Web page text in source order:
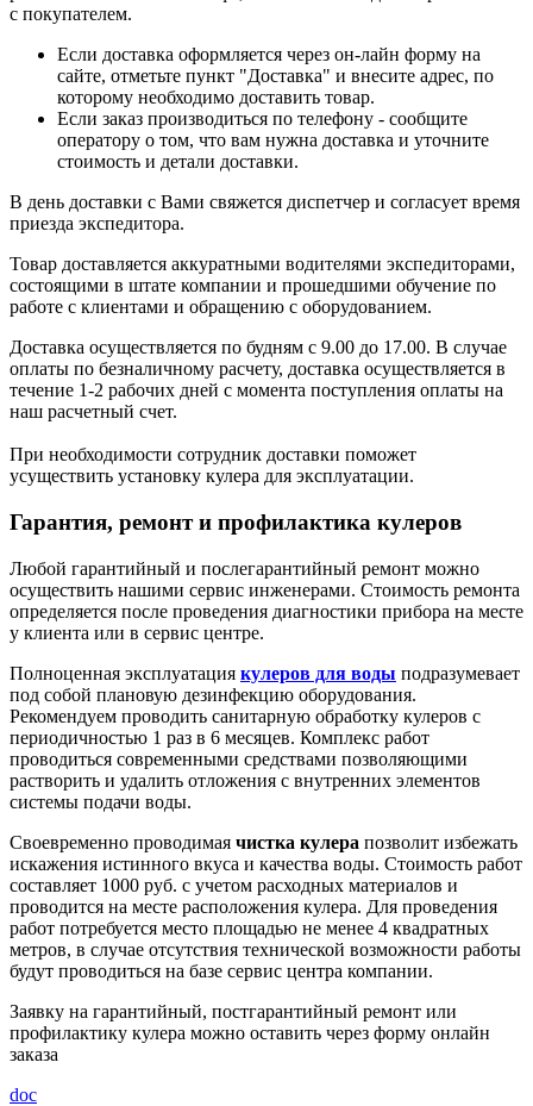
с покупателем.
Если доставка оформляется через он-лайн форму на
сайте, отметьте пункт "Доставка" и внесите адрес, по
которому необходимо доставить товар.
Если заказ производиться по телефону - сообщите
оператору о том, что вам нужна доставка и уточните
стоимость и детали доставки.
В день доставки с Вами свяжется диспетчер и согласует время
приезда экспедитора.
Товар доставляется аккуратными водителями экспедиторами,
состоящими в штате компании и прошедшими обучение по
работе с клиентами и обращению с оборудованием.
Доставка осуществляется по будням с 9.00 до 17.00. В случае
оплаты по безналичному расчету, доставка осуществляется в
течение 1-2 рабочих дней с момента поступления оплаты на
наш расчетный счет.
При необходимости сотрудник доставки поможет
усуществить установку кулера для эксплуатации.
Гарантия, ремонт и профилактика кулеров
Любой гарантийный и послегарантийный ремонт можно
осуществить нашими сервис инженерами. Стоимость ремонта
определяется после проведения диагностики прибора на месте
у клиента или в сервис центре.
Полноценная эксплуатация кулеров для воды подразумевает
под собой плановую дезинфекцию оборудования.
Рекомендуем проводить санитарную обработку кулеров с
периодичностью 1 раз в 6 месяцев. Комплекс работ
проводиться современными средствами позволяющими
растворить и удалить отложения с внутренних элементов
системы подачи воды.
Своевременно проводимая чистка кулера позволит избежать
искажения истинного вкуса и качества воды. Стоимость работ
составляет 1000 руб. с учетом расходных материалов и
проводится на месте расположения кулера. Для проведения
работ потребуется место площадью не менее 4 квадратных
метров, в случае отсутствия технической возможности работы
будут проводиться на базе сервис центра компании.
Заявку на гарантийный, постгарантийный ремонт или
профилактику кулера можно оставить через форму онлайн
заказа
doc